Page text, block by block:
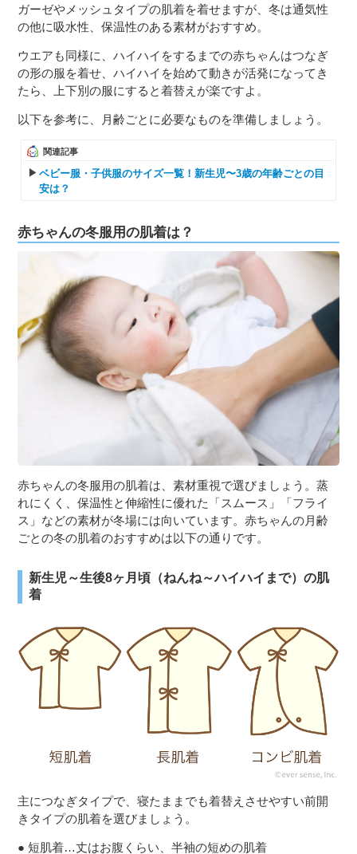
ガーゼやメッシュタイプの肌着を着せますが、冬は通気性
の他に吸水性、保温性のある素材がおすすめ。
ウエアも同様に、ハイハイをするまでの赤ちゃんはつなぎ
の形の服を着せ、ハイハイを始めて動きが活発になってき
たら、上下別の服にすると着替えが楽ですよ。
以下を参考に、月齢ごとに必要なものを準備しましょう。
関連記事
ベビー服・子供服のサイズ一覧！新生児〜3歳の年齢ごとの目
安は？
赤ちゃんの冬服用の肌着は？
赤ちゃんの冬服用の肌着は、素材重視で選びましょう。蒸
れにくく、保温性と伸縮性に優れた「スムース」「フライ
ス」などの素材が冬場には向いています。赤ちゃんの月齢
ごとの冬の肌着のおすすめは以下の通りです。
新生児～生後8ヶ月頃（ねんね～ハイハイまで）の肌
着
主につなぎタイプで、寝たままでも着替えさせやすい前開
きタイプの肌着を選びましょう。
● 短肌着…丈はお腹くらい、半袖の短めの肌着